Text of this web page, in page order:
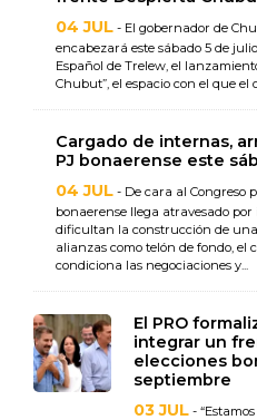
04 JUL - El gobernador de
encabezará este sábado 5 de
Español de Trelew, el
Chubut”, el espacio con el que el
Cargado de internas,
PJ bonaerense este
04 JUL - De cara al Congreso
bonaerense llega atravesado
dificultan la construcción de
alianzas como telón de fondo, el
condiciona las negociaciones y...
El PRO
integrar un
elecciones
septiembre
03 JUL -